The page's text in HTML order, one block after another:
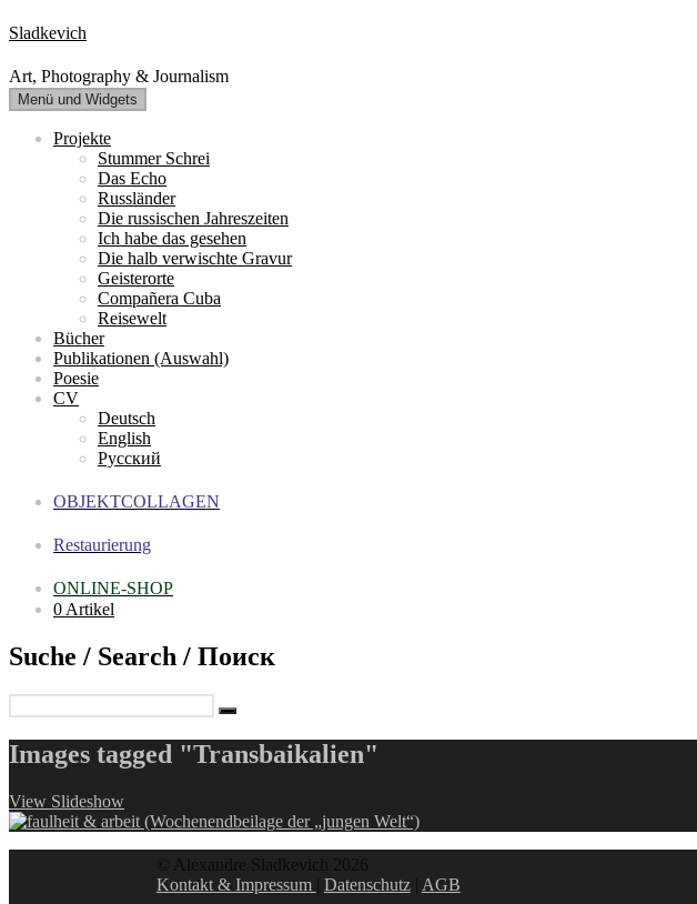
Zum
Inhalt
springen
Sladkevich
Art, Photography & Journalism
Menü und Widgets
Projekte
Stummer Schrei
Das Echo
Russländer
Die russischen Jahreszeiten
Ich habe das gesehen
Die halb verwischte Gravur
Geisterorte
Compañera Cuba
Reisewelt
Bücher
Publikationen (Auswahl)
Poesie
CV
Deutsch
English
Русский
OBJEKTCOLLAGEN
Restaurierung
ONLINE-SHOP
0 Artikel
Suche / Search / Поиск
Images tagged "Transbaikalien"
View Slideshow
Kontakt & Impressum
Datenschutz| AGB